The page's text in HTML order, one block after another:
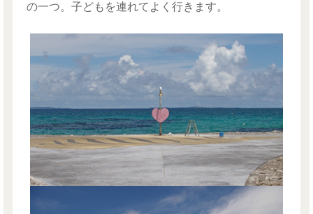
の一つ。子どもを連れてよく行きます。